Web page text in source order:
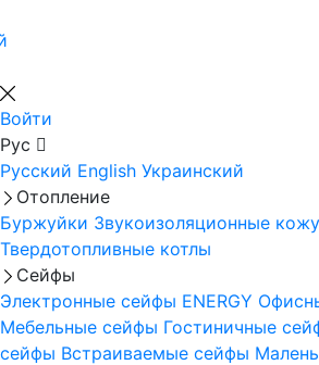
Войти
Рус
Русский English Украинский
Отопление
Буржуйки Звукоизоляционные
Твердотопливные котлы
Сейфы
Электронные сейфы ENERGY
Мебельные сейфы Гостиничные
сейфы Встраиваемые сейфы